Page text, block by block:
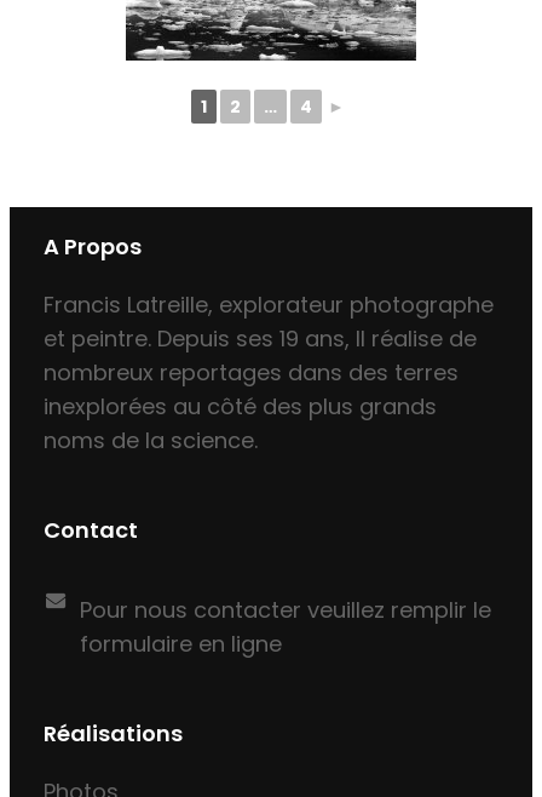
1 2 … 4 ►
A Propos
Francis Latreille, explorateur photographe
et peintre. Depuis ses 19 ans, Il réalise de
nombreux reportages dans des terres
inexplorées au côté des plus grands
noms de la science.
Contact
Pour nous contacter veuillez remplir le
formulaire en ligne
Réalisations